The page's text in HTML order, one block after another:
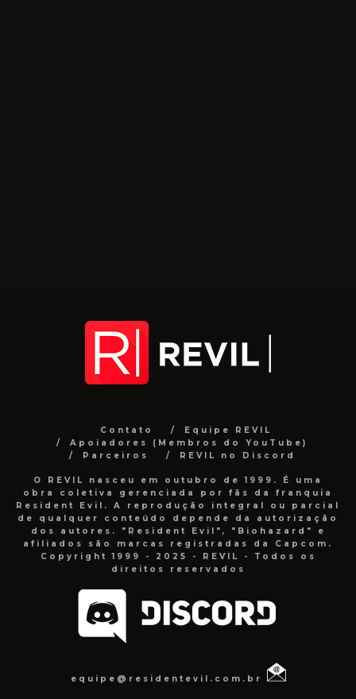
Contato
Equipe REVIL
Apoiadores (Membros do YouTube)
Parceiros
REVIL no Discord
O REVIL nasceu em outubro de 1999. É uma
obra coletiva gerenciada por fãs da franquia
Resident Evil. A reprodução integral ou parcial
de qualquer conteúdo depende da autorização
dos autores. "Resident Evil", "Biohazard" e
afiliados são marcas registradas da Capcom.
Copyright 1999 - 2025 - REVIL - Todos os
direitos reservados
equipe@residentevil.com.br